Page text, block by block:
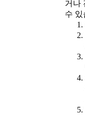
거나
수 있